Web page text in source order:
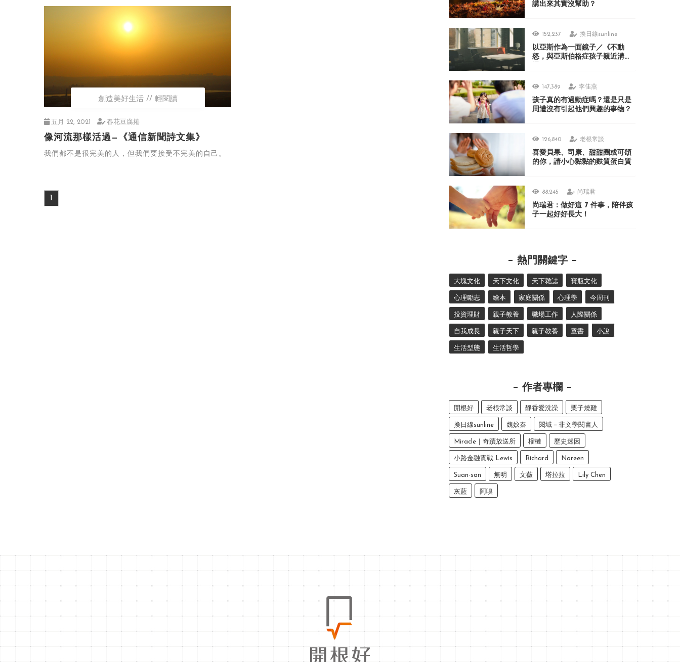
創造美好生活 輕閱讀
五月 22, 2021 春花豆腐捲
像河流那樣活過—《通信新聞詩文集》
我們都不是很完美的人，但我們要接受不完美的自己。
1
講出來其實沒幫助？
152,237 換日線sunline
以亞斯作為一面鏡子／《不動
怒，與亞斯伯格症孩子親近溝
147,389 李佳燕
孩子真的有過動症嗎？還是只是
周遭沒有引起他們興趣的事物？
126,840 老根常談
喜愛貝果、司康、甜甜圈或可頌
的你，請小心黏黏的麩質蛋白質
88,245 尚瑞君
尚瑞君：做好這 7 件事，陪伴孩
子一起好好長大！
熱門關鍵字
大塊文化 天下文化 天下雜誌 寶瓶文化
心理勵志 繪本 家庭關係 心理學 今周刊
投資理財 親子教養 職場工作 人際關係
自我成長 親子天下 親子教養 童書 小說
生活型態 生活哲學
作者專欄
開根好 老根常談 靜香愛洗澡 栗子燒雞
換日線sunline 魏妏秦 閱域－非文學閱書人
Miracle｜奇蹟放送所 榴槤 歷史迷因
小路金融實戰 Lewis Richard Noreen
Suan-san 無明 文薇 塔拉拉 Lily Chen
灰藍 阿嗅